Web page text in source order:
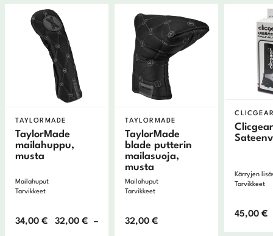
TAYLORMADE
TaylorMade
mailahuppu,
musta
Mailahuput
Tarvikkeet
32,00 € –
34,00€
Hintaluokka:
TAYLORMADE
TaylorMade
blade putterin
mailasuoja,
musta
Mailahuput
Tarvikkeet
32,00€
Kärryjen
Tarvikkeet
45,00€